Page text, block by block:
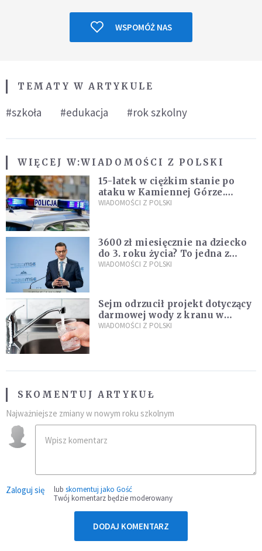
WSPOMÓŻ NAS
TEMATY W ARTYKULE
#szkoła #edukacja #rok szkolny
WIĘCEJ W:WIADOMOŚCI Z POLSKI
15-latek w ciężkim stanie po
ataku w Kamiennej Górze.
Policja zatrzymała dwóch
WIADOMOŚCI Z POLSKI
3600 zł miesięcznie na dziecko
do 3. roku życia? To jedna z
propozycji programu "Rozwój
WIADOMOŚCI Z POLSKI
Sejm odrzucił projekt dotyczący
darmowej wody z kranu w
restauracjach
WIADOMOŚCI Z POLSKI
SKOMENTUJ ARTYKUŁ
Najważniejsze zmiany w nowym roku szkolnym
Zaloguj się lub skomentuj jako Gość
Twój komentarz będzie moderowany
DODAJ KOMENTARZ